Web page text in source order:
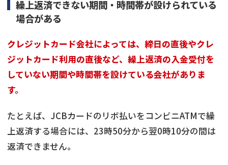
繰上返済できない期間・時間帯が設けられている
場合がある
クレジットカード会社によっては、締日の直後やクレ
ジットカード利用の直後など、繰上返済の入金受付を
していない期間や時間帯を設けている会社がありま
す。
たとえば、JCBカードのリボ払いをコンビニATMで繰
上返済する場合には、23時50分から翌0時10分の間は
返済できません。